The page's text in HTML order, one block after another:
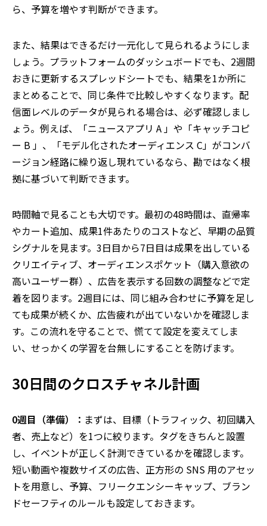
ら、予算を増やす判断ができます。
また、結果はできるだけ一元化して見られるようにしま
しょう。プラットフォームのダッシュボードでも、2週間
おきに更新するスプレッドシートでも、結果を1か所に
まとめることで、同じ条件で比較しやすくなります。配
信面レベルのデータが見られる場合は、必ず確認しまし
ょう。例えば、「ニュースアプリ A 」や「キャッチコピ
ー B 」、「モデル化されたオーディエンス C」がコンバ
ージョン経路に繰り返し現れているなら、勘ではなく根
拠に基づいて判断できます。
時間軸で見ることも大切です。最初の48時間は、直帰率
やカート追加、成果1件あたりのコストなど、早期の品質
シグナルを見ます。 3日目から7日目は成果を出している
クリエイティブ、オーディエンスポケット（購入意欲の
高いユーザー群）、広告を表示する回数の調整などで定
着を図ります。 2週目には、同じ組み合わせに予算を足し
ても成果が続くか、広告疲れが出ていないかを確認しま
す。この流れを守ることで、慌てて設定を変えてしま
い、せっかくの学習を台無しにすることを防げます。
30日間のクロスチャネル計画
0週目（準備）： まずは、目標（トラフィック、初回購入
者、売上など）を1つに絞ります。タグをきちんと設置
し、イベントが正しく計測できているかを確認します。
短い動画や複数サイズの広告、正方形の SNS 用のアセッ
トを用意し、予算、フリークエンシーキャップ、ブラン
ドセーフティのルールも設定しておきます。